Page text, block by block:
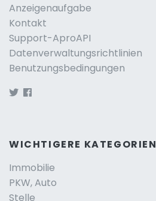
Anzeigenaufgabe
Kontakt
Support-AproAPI
Datenverwaltungsrichtlinien
Benutzungsbedingungen
WICHTIGERE KATEGORIEN
Immobilie
PKW, Auto
Stelle